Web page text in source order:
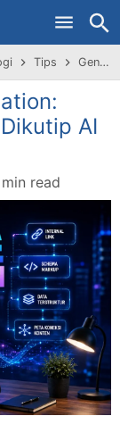
Tips Generative Engine Optimization: Strategi Baru agar Konten Dikutip AI Search
AI
read